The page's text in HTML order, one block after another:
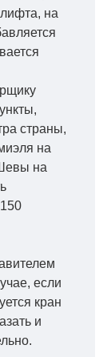
на
страны,
на
на
если
кран
и